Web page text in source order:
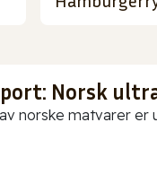
Norsk
norske matvarer